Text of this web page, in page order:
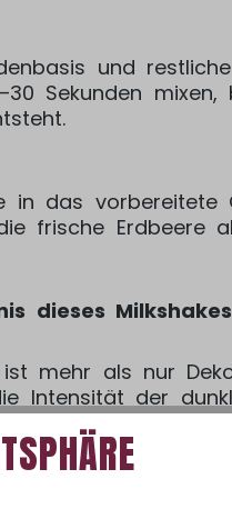
und
Sekunden
in das
frische Erdbeere
dieses Milkshakes
ist mehr als nur
Intensität der
lebendigen